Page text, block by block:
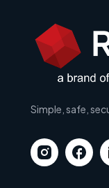
Simple, safe,